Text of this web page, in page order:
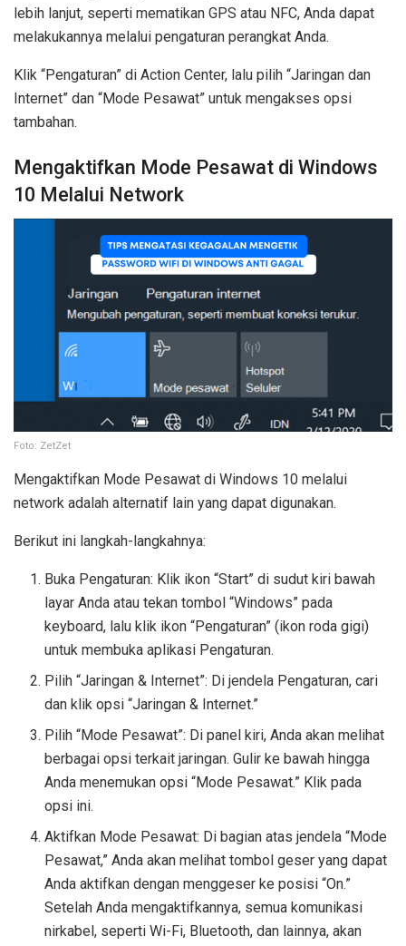
lebih lanjut, seperti mematikan GPS atau NFC, Anda dapat
melakukannya melalui pengaturan perangkat Anda.
Klik “Pengaturan” di Action Center, lalu pilih “Jaringan dan
Internet” dan “Mode Pesawat” untuk mengakses opsi
tambahan.
Mengaktifkan Mode Pesawat di Windows
10 Melalui Network
Foto: ZetZet
Mengaktifkan Mode Pesawat di Windows 10 melalui
network adalah alternatif lain yang dapat digunakan.
Berikut ini langkah-langkahnya:
Buka Pengaturan: Klik ikon “Start” di sudut kiri bawah
layar Anda atau tekan tombol “Windows” pada
keyboard, lalu klik ikon “Pengaturan” (ikon roda gigi)
untuk membuka aplikasi Pengaturan.
Pilih “Jaringan & Internet”: Di jendela Pengaturan, cari
dan klik opsi “Jaringan & Internet.”
Pilih “Mode Pesawat”: Di panel kiri, Anda akan melihat
berbagai opsi terkait jaringan. Gulir ke bawah hingga
Anda menemukan opsi “Mode Pesawat.” Klik pada
opsi ini.
Aktifkan Mode Pesawat: Di bagian atas jendela “Mode
Pesawat,” Anda akan melihat tombol geser yang dapat
Anda aktifkan dengan menggeser ke posisi “On.”
Setelah Anda mengaktifkannya, semua komunikasi
nirkabel, seperti Wi-Fi, Bluetooth, dan lainnya, akan